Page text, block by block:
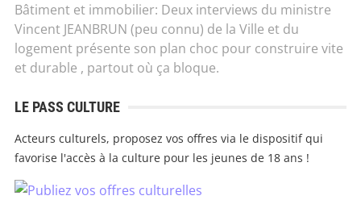
Bâtiment et immobilier: Deux interviews du ministre
Vincent JEANBRUN (peu connu) de la Ville et du
logement présente son plan choc pour construire vite
et durable , partout où ça bloque.
LE PASS CULTURE
Acteurs culturels, proposez vos offres via le dispositif qui
favorise l'accès à la culture pour les jeunes de 18 ans !